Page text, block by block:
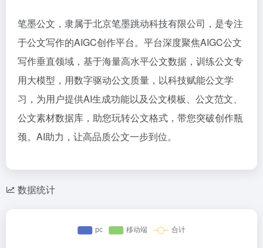
笔墨公文，隶属于北京笔墨跳动科技有限公司，是专注
于公文写作的AIGC创作平台。平台深度聚焦AIGC公文
写作垂直领域，基于海量高水平公文数据，训练公文专
用大模型，用数字驱动公文质量，以科技赋能公文学
习，为用户提供AI生成功能以及公文模板、公文范文、
公文素材数据库，助您玩转公文格式，带您突破创作瓶
颈。AI助力，让高品质公文一步到位。
数据统计